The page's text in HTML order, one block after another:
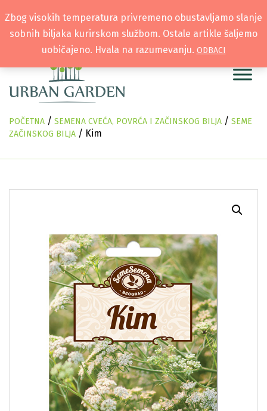
POČETNA / SEMENA CVEĆA, POVRĆA I ZAČINSKOG BILJA / SEME
ZAČINSKOG BILJA / Kim
Zbog visokih temperatura privremeno obustavljamo slanje
sobnih biljaka kurirskom službom. Ostale artikle šaljemo
uobičajeno. Hvala na razumevanju. ODBACI